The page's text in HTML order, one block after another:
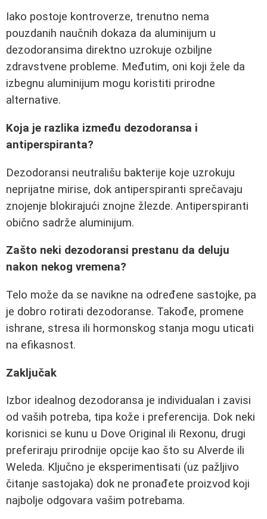
Iako postoje kontroverze, trenutno nema
pouzdanih naučnih dokaza da aluminijum u
dezodoransima direktno uzrokuje ozbiljne
zdravstvene probleme. Međutim, oni koji žele da
izbegnu aluminijum mogu koristiti prirodne
alternative.
Koja je razlika između dezodoransa i
antiperspiranta?
Dezodoransi neutrališu bakterije koje uzrokuju
neprijatne mirise, dok antiperspiranti sprečavaju
znojenje blokirajući znojne žlezde. Antiperspiranti
obično sadrže aluminijum.
Zašto neki dezodoransi prestanu da deluju
nakon nekog vremena?
Telo može da se navikne na određene sastojke, pa
je dobro rotirati dezodoranse. Takođe, promene
ishrane, stresa ili hormonskog stanja mogu uticati
na efikasnost.
Zaključak
Izbor idealnog dezodoransa je individualan i zavisi
od vaših potreba, tipa kože i preferencija. Dok neki
korisnici se kunu u Dove Original ili Rexonu, drugi
preferiraju prirodnije opcije kao što su Alverde ili
Weleda. Ključno je eksperimentisati (uz pažljivo
čitanje sastojaka) dok ne pronađete proizvod koji
najbolje odgovara vašim potrebama.